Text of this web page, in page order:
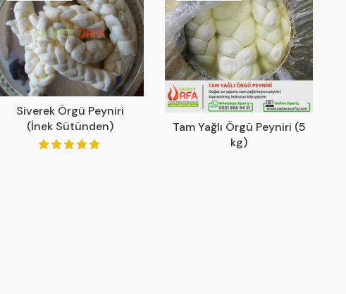
Siverek Örgü Peyniri
(İnek Sütünden)
Tam Yağlı Örgü Peyniri (5
kg)